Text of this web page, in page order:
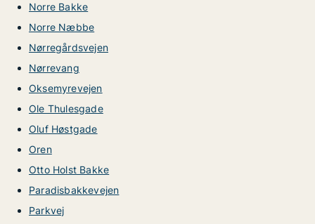
Norre Bakke
Norre Næbbe
Nørregårdsvejen
Nørrevang
Oksemyrevejen
Ole Thulesgade
Oluf Høstgade
Oren
Otto Holst Bakke
Paradisbakkevejen
Parkvej